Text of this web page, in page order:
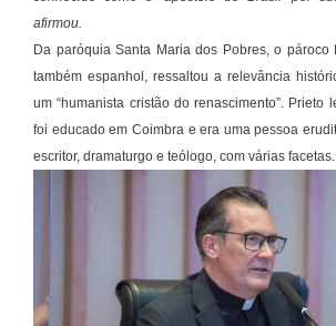
afirmou.
Da paróquia Santa Maria dos Pobres, o pároco
também espanhol, ressaltou a relevância
um “humanista cristão do renascimento”. Prieto
foi educado em Coimbra e era uma pessoa
escritor, dramaturgo e teólogo, com várias facetas.